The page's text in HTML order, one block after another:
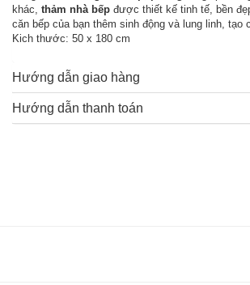
khác, thảm nhà bếp được thiết kế tinh tế, bền
căn bếp của bạn thêm sinh động và lung linh, tạo
Kich thước: 50 x 180 cm
Hướng dẫn giao hàng
Hướng dẫn thanh toán